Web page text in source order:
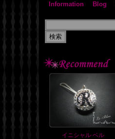
Information Blog
イニシャル ベル